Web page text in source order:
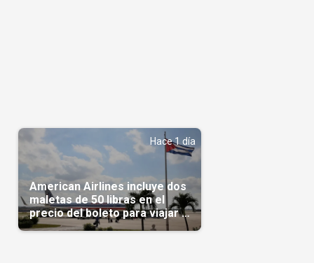
Hace 1 día
American Airlines incluye dos
maletas de 50 libras en el
precio del boleto para viajar a
Cuba en agosto